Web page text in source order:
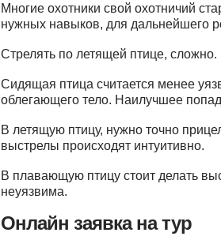
Многие охотники свой охотничий
нужных навыков, для дальнейшего
Стрелять по летящей птице,
Сидящая птица считается менее
облегающего тело. Наилучшее
В летящую птицу, нужно точно
выстрелы происходят интуитивно.
В плавающую птицу стоит делать
неуязвима.
Онлайн заявка на тур